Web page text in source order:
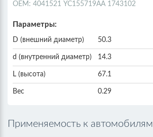
ОЕМ: 4041521 YC155719AA 1743102
Параметры:
D (внешний диаметр) 50.3
d (внутренний диаметр) 14.3
L (высота) 67.1
Вес 0.29
Применяемость к автомобилям